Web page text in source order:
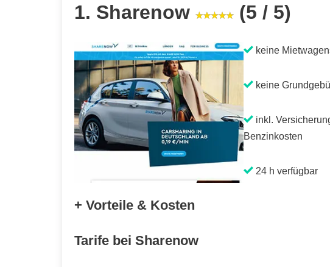
1. Sharenow (5 / 5)
keine
keine
inkl.
Benzinkosten
24 h verfügbar
+ Vorteile & Kosten
Tarife bei Sharenow